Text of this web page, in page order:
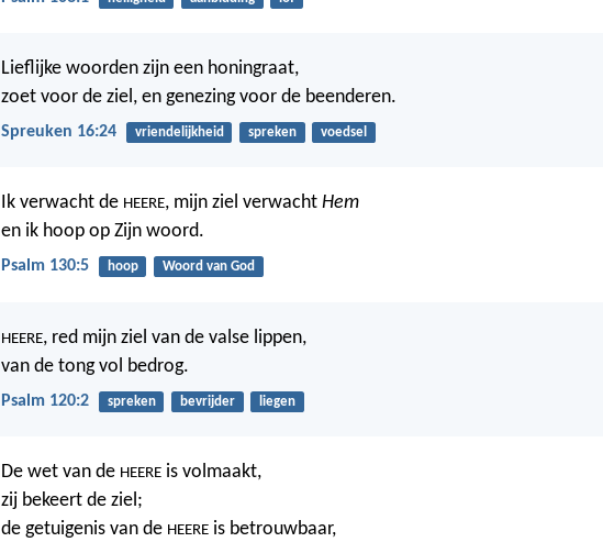
Lieflijke woorden zijn een honingraat,
zoet voor de ziel, en genezing voor de beenderen.
Spreuken 16:24 vriendelijkheid spreken voedsel
Ik verwacht de HEERE, mijn ziel verwacht Hem
en ik hoop op Zijn woord.
Psalm 130:5 hoop Woord van God
HEERE, red mijn ziel van de valse lippen,
van de tong vol bedrog.
Psalm 120:2 spreken bevrijder liegen
De wet van de HEERE is volmaakt,
zij bekeert de ziel;
de getuigenis van de HEERE is betrouwbaar,